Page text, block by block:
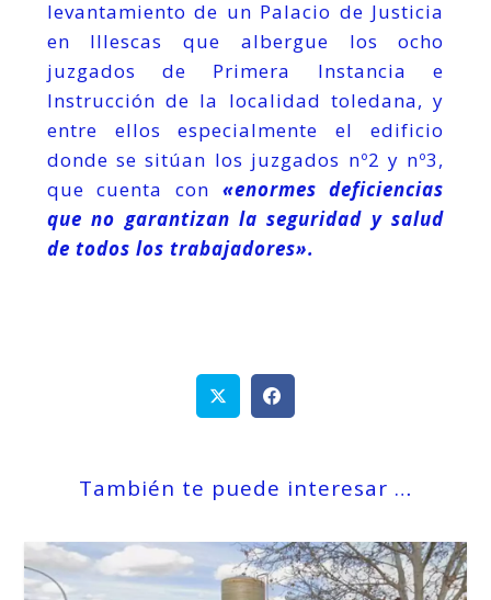
levantamiento de un Palacio de Justicia
en Illescas que albergue los ocho
juzgados de Primera Instancia e
Instrucción de la localidad toledana, y
entre ellos especialmente el edificio
donde se sitúan los juzgados nº2 y nº3,
que cuenta con «enormes deficiencias
que no garantizan la seguridad y salud
de todos los trabajadores».
También te puede interesar …